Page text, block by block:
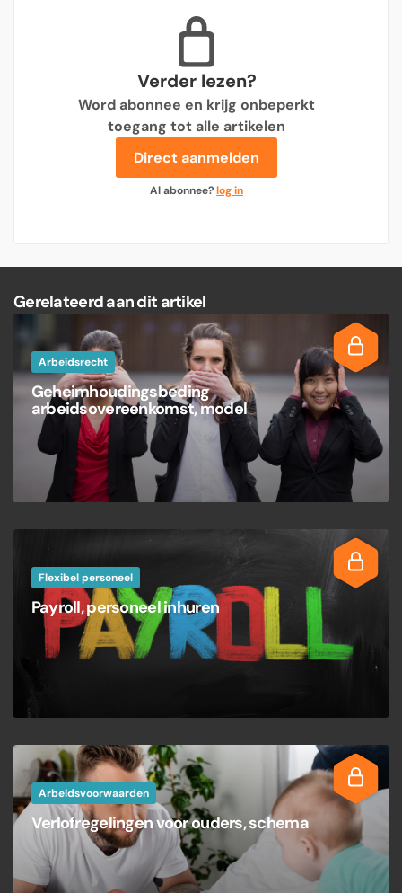
Verder lezen?
Word abonnee en krijg onbeperkt
toegang tot alle artikelen
Direct aanmelden
Al abonnee?log in
Gerelateerd aan dit artikel
Arbeidsrecht
Geheimhoudingsbeding
arbeidsovereenkomst, model
Flexibel personeel
Payroll, personeel inhuren
Arbeidsvoorwaarden
Verlofregelingen voor ouders, schema